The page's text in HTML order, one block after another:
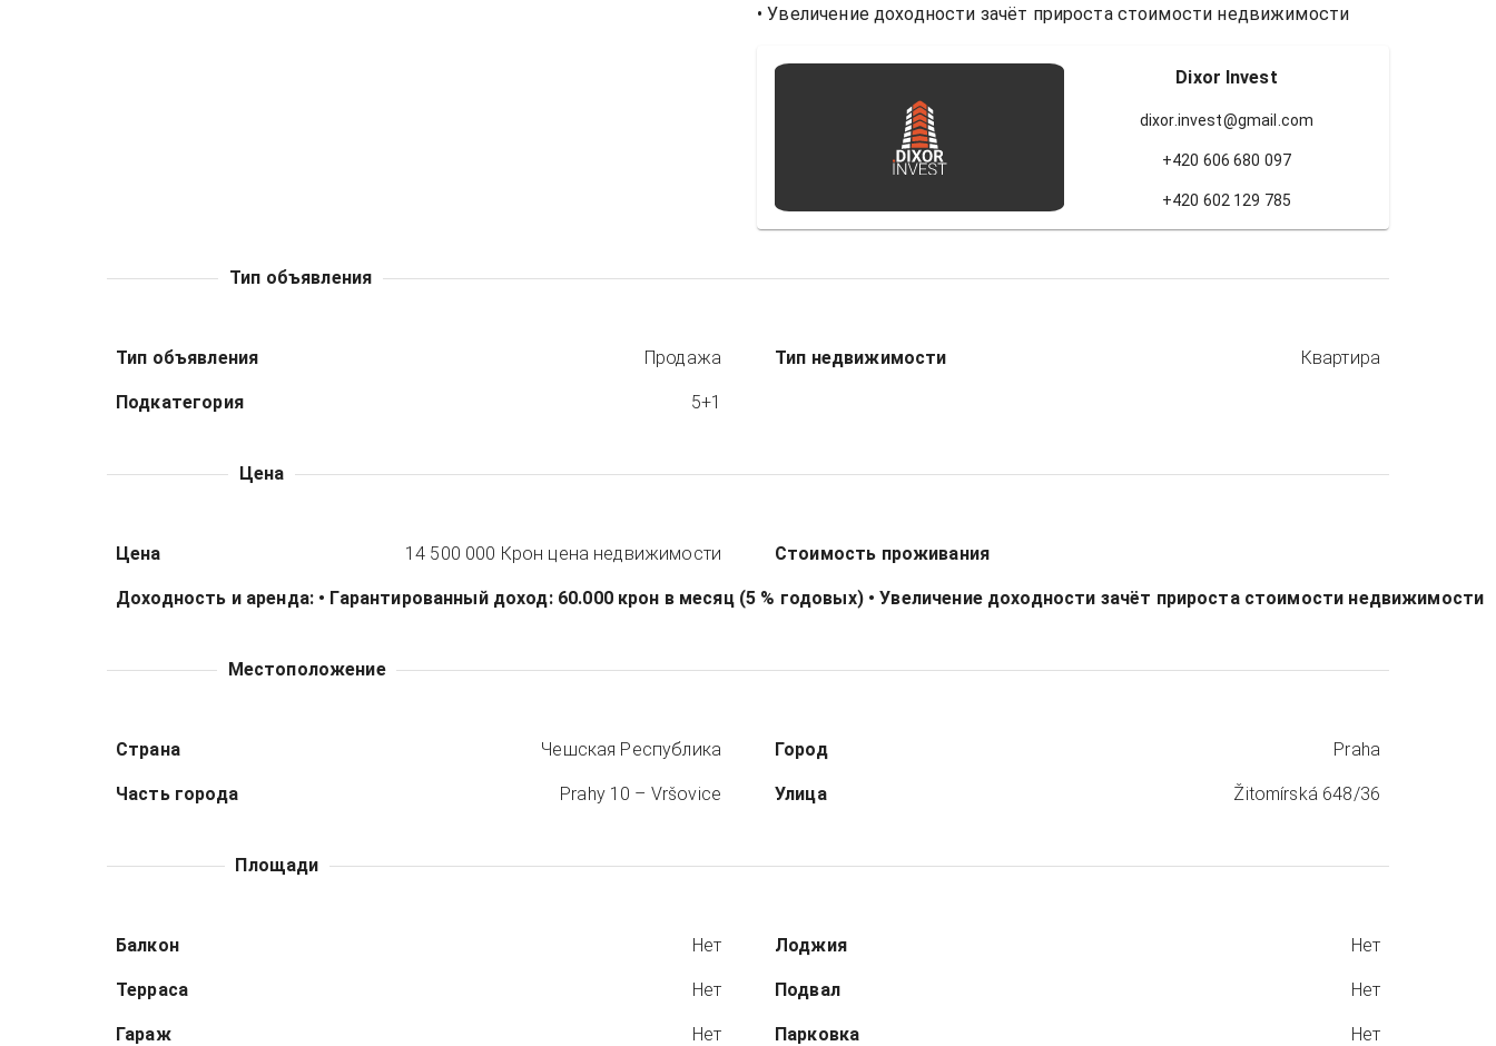
Dixor Invest
dixor.invest@gmail.com
+420 606 680 097
+420 602 129 785
Тип объявления
Тип объявления Продажа Тип недвижимости Квартира
Подкатегория 5+1
Цена
Цена 14 500 000 Крон цена недвижимости Стоимость проживания
Доходность и аренда: • Гарантированный доход: 60.000 крон в месяц (5 % годовых) • Увеличение доходности зачёт прироста стоимости недвижимости
Местоположение
Страна Чешская Республика Город Praha
Часть города Prahy 10 – Vršovice Улица Žitomírská 648/36
Площади
Балкон Нет Лоджия Нет
Терраса Нет Подвал Нет
Гараж Нет Парковка Нет